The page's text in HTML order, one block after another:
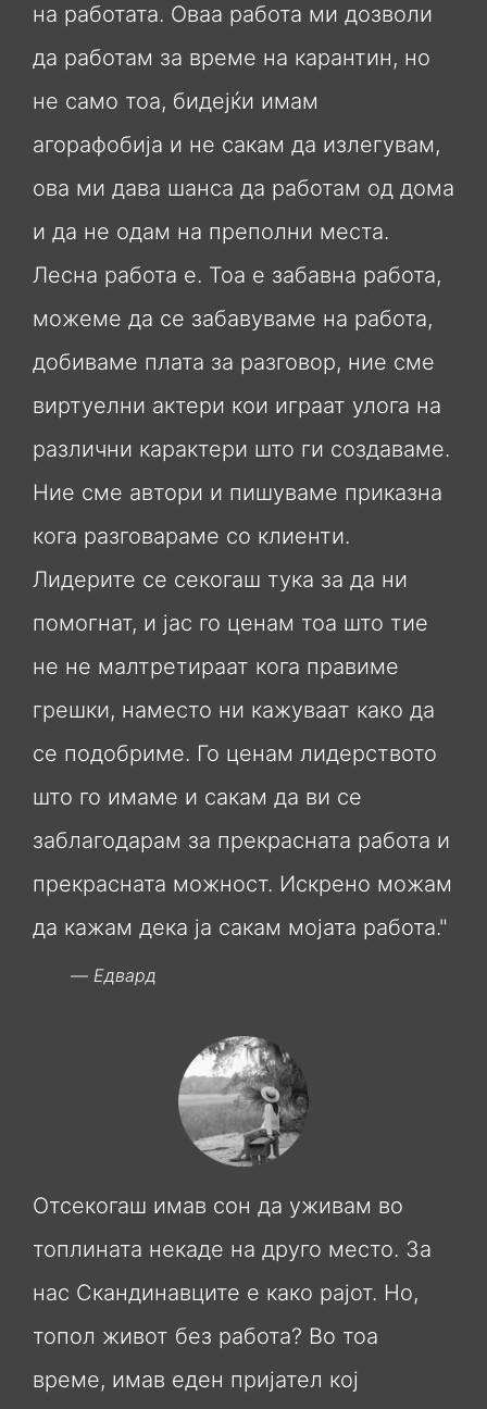
на работата. Оваа работа ми дозволи
да работам за време на карантин, но
не само тоа, бидејќи имам
агорафобија и не сакам да излегувам,
ова ми дава шанса да работам од дома
и да не одам на преполни места.
Лесна работа е. Тоа е забавна работа,
можеме да се забавуваме на работа,
добиваме плата за разговор, ние сме
виртуелни актери кои играат улога на
различни карактери што ги создаваме.
Ние сме автори и пишуваме приказна
кога разговараме со клиенти.
Лидерите се секогаш тука за да ни
помогнат, и јас го ценам тоа што тие
не не малтретираат кога правиме
грешки, наместо ни кажуваат како да
се подобриме. Го ценам лидерството
што го имаме и сакам да ви се
заблагодарам за прекрасната работа и
прекрасната можност. Искрено можам
да кажам дека ја сакам мојата работа."
Едвард
Отсекогаш имав сон да уживам во
топлината некаде на друго место. За
нас Скандинавците е како рајот. Но,
топол живот без работа? Во тоа
време, имав еден пријател кој